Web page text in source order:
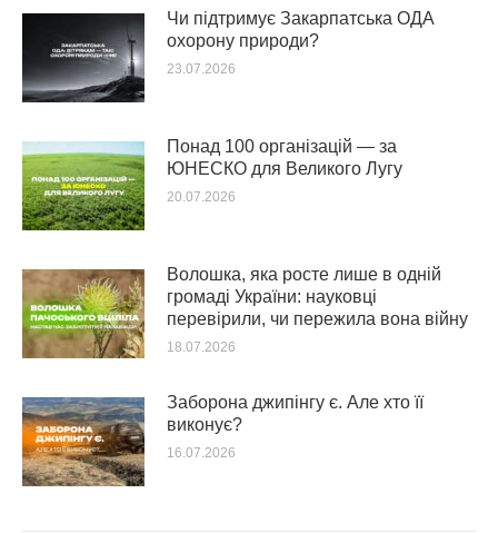
Чи підтримує Закарпатська ОДА
охорону природи?
23.07.2026
Понад 100 організацій — за
ЮНЕСКО для Великого Лугу
20.07.2026
Волошка, яка росте лише в одній
громаді України: науковці
перевірили, чи пережила вона війну
18.07.2026
Заборона джипінгу є. Але хто її
виконує?
16.07.2026